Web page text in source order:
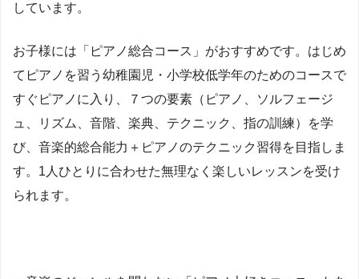
しています。
お子様には「ピアノ総合コース」がおすすめです。はじめ
てピアノを習う幼稚園児・小学校低学年のためのコースで
すぐピアノに入り、７つの要素（ピアノ、ソルフェージ
ュ、リズム、音階、楽典、テクニック、指の訓練）を学
び、音楽的総合能力＋ピアノのテクニック習得を目指しま
す。1人ひとりに合わせた無理なく楽しいレッスンを受け
られます。